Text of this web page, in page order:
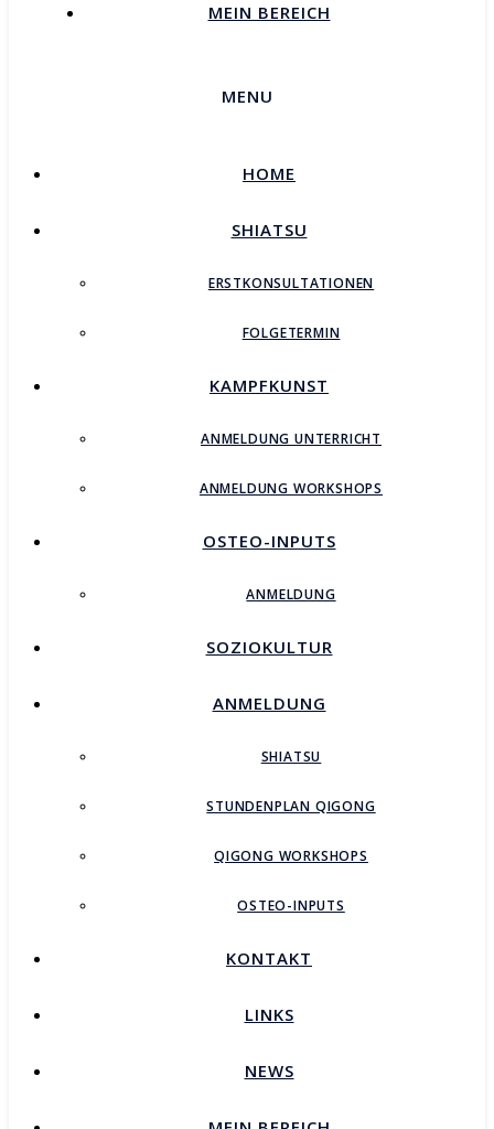
MEIN BEREICH
MENU
HOME
SHIATSU
ERSTKONSULTATIONEN
FOLGETERMIN
KAMPFKUNST
ANMELDUNG UNTERRICHT
ANMELDUNG WORKSHOPS
OSTEO-INPUTS
ANMELDUNG
SOZIOKULTUR
ANMELDUNG
SHIATSU
STUNDENPLAN QIGONG
QIGONG WORKSHOPS
OSTEO-INPUTS
KONTAKT
LINKS
NEWS